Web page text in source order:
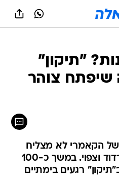
"תיקון"
שיפתח צוהר
הקאמרי לא מצליח
לחפות על מחזה בינוני, רדוד וצפוי. במשך כ-100
רגעים בימתיים